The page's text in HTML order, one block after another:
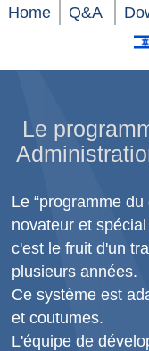
Home Q&A
Le
Le “programme
novateur et
c'est le fruit d'un
plusieurs années.
Ce système est
et coutumes.
L'équipe de